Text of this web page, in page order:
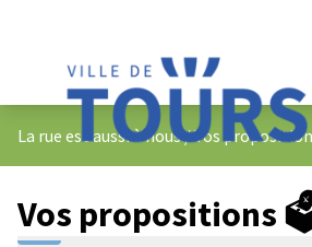
La rue est aussi à nous/Vos
Vos propositions